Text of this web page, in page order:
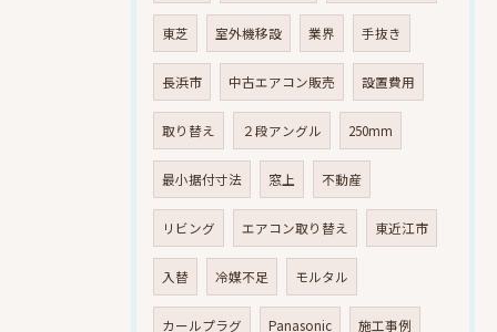
東芝 室外機移設 業界 手抜き
長浜市 中古エアコン販売 設置費用
取り替え ２段アングル 250mm
最小据付寸法 窓上 不動産
リビング エアコン取り替え 東近江市
入替 冷媒不足 モルタル
カールプラグ Panasonic 施工事例